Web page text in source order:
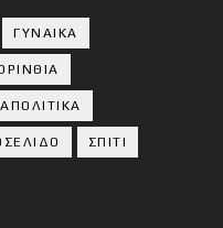
ΓΥΝΑΙΚΑ
ΣΠΙΤΙ